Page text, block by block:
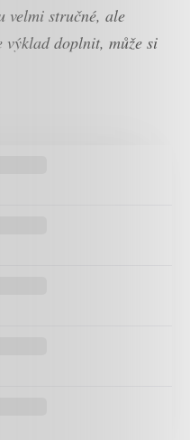
velmi stručné, ale
doplnit, může si